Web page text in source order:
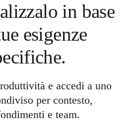
in base
esigenze
e accedi a uno
per contesto,
e team.